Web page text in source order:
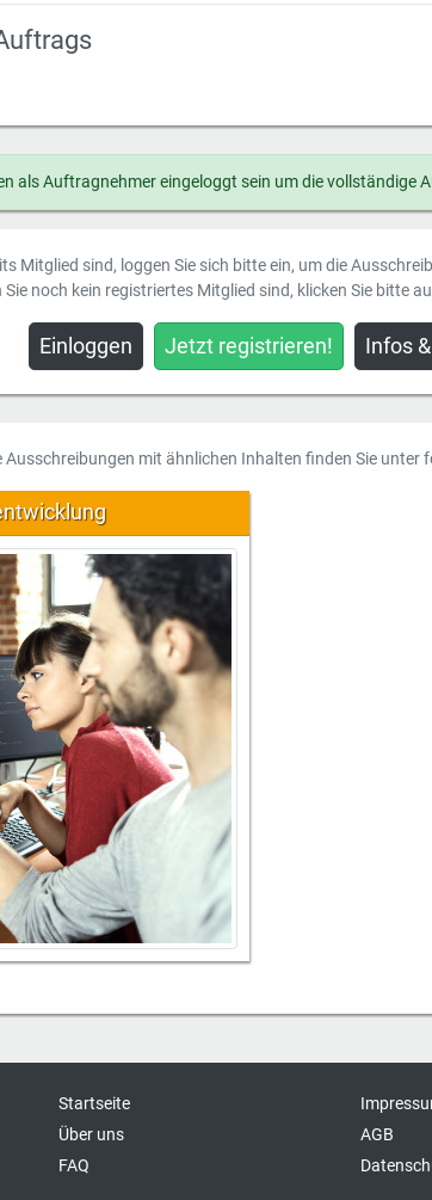
als Auftragnehmer eingeloggt sein um die vollständige
Mitglied sind, loggen Sie sich bitte ein, um die
Sie noch kein registriertes Mitglied sind, klicken Sie bitte
Einloggen Jetzt registrieren! Infos
Ausschreibungen mit ähnlichen Inhalten finden Sie unter
Startseite
Über uns
FAQ
AGB